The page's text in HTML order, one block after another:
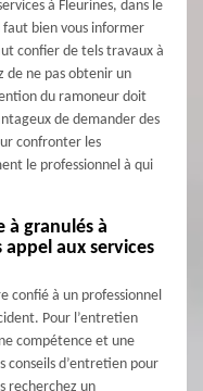
à Fleurines, dans le
bien vous informer
confier de tels travaux à
de ne pas obtenir un
du ramoneur doit
de demander des
confronter les
le professionnel à qui
à granulés à
appel aux services
confié à un professionnel
Pour l’entretien
compétence et une
conseils d’entretien pour
recherchez un